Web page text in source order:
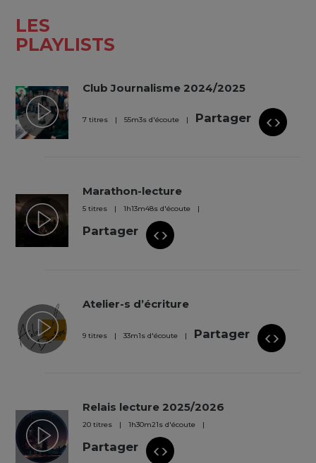
LES
PLAYLISTS
Club Journalisme 2024/2025
7 titres 55m3s d'écoute Partager
Marathon-lecture
5 titres 1h13m48s d'écoute
Partager
Atelier-s d’écriture
9 titres 33m1s d'écoute Partager
Relais lecture 2025/2026
20 titres 1h30m21s d'écoute
Partager